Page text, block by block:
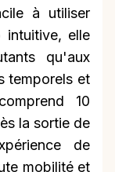
à utiliser
intuitive, elle
qu'aux
temporels et
10
la sortie de
de
mobilité et